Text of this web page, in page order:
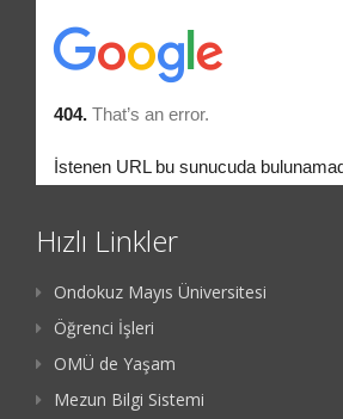
Hızlı Linkler
Ondokuz Mayıs Üniversitesi
Öğrenci İşleri
OMÜ de Yaşam
Mezun Bilgi Sistemi